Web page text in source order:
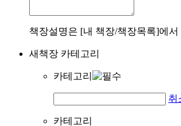
책장설명은 [내 책장/책장목록]에
새책장 카테고리
카테고리
취
카테고리